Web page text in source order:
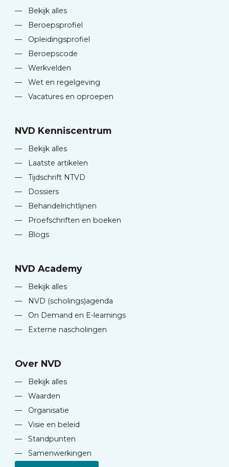
—
Bekijk alles
—
Beroepsprofiel
—
Opleidingsprofiel
—
Beroepscode
—
Werkvelden
—
Wet en regelgeving
—
Vacatures en oproepen
NVD Kenniscentrum
—
Bekijk alles
—
Laatste artikelen
—
Tijdschrift NTVD
—
Dossiers
—
Behandelrichtlijnen
—
Proefschriften en boeken
—
Blogs
NVD Academy
—
Bekijk alles
—
NVD (scholings)agenda
—
On Demand en E-learnings
—
Externe nascholingen
Over NVD
—
Bekijk alles
—
Waarden
—
Organisatie
—
Visie en beleid
—
Standpunten
—
Samenwerkingen